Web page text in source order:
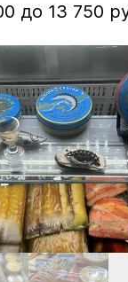
до 13 750